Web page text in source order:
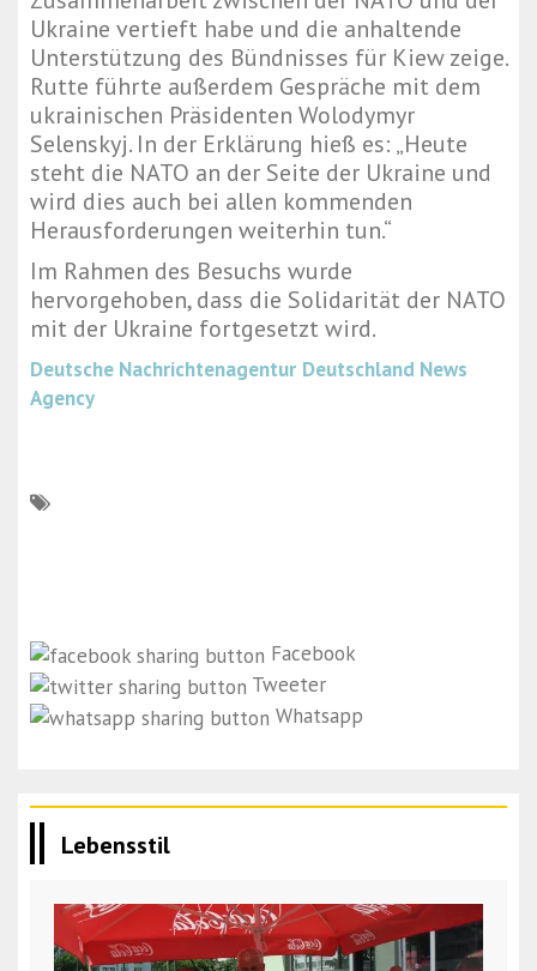
Ukraine vertieft habe und die anhaltende
Unterstützung des Bündnisses für Kiew zeige.
Rutte führte außerdem Gespräche mit dem
ukrainischen Präsidenten Wolodymyr
Selenskyj. In der Erklärung hieß es: „Heute
steht die NATO an der Seite der Ukraine und
wird dies auch bei allen kommenden
Herausforderungen weiterhin tun.“
Im Rahmen des Besuchs wurde
hervorgehoben, dass die Solidarität der NATO
mit der Ukraine fortgesetzt wird.
Deutsche Nachrichtenagentur Deutschland News
Agency
Facebook
Tweeter
Whatsapp
Lebensstil